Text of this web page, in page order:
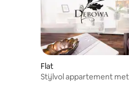
Flat
Stijlvol appartement